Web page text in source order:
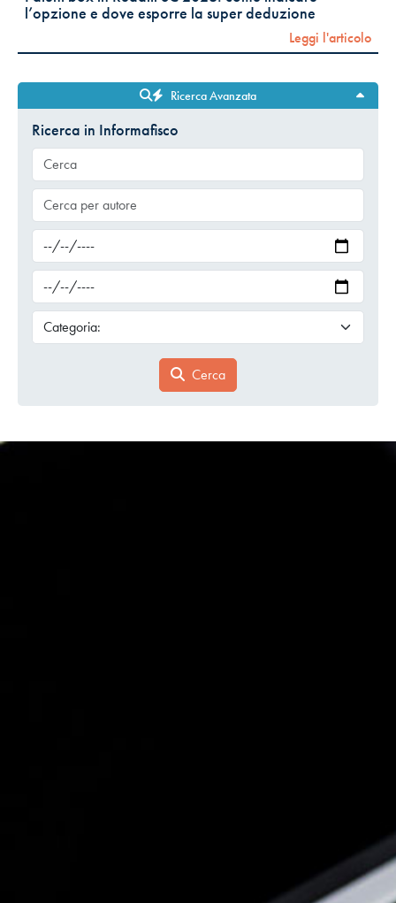
l’opzione e dove esporre la super deduzione
Leggi l'articolo
Ricerca Avanzata
Ricerca in Informafisco
Cerca